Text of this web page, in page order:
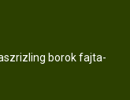
borok fajta-